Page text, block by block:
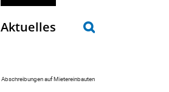
Aktuelles
Abschreibungen auf Mietereinbauten